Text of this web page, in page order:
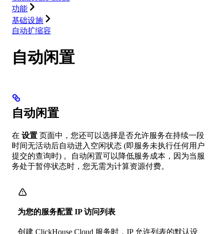
功能
基础设施
自动扩缩容
自动闲置
自动闲置
在 设置 页面中，您还可以选择是否允许服务在持续一段
时间无活动后自动进入空闲状态 (即服务未执行任何用户
提交的查询时) 。自动闲置可以降低服务成本，因为当服
务处于暂停状态时，您无需为计算资源付费。
为您的服务配置 IP 访问列表
创建 ClickHouse Cloud 服务时，IP 允许列表的默认设